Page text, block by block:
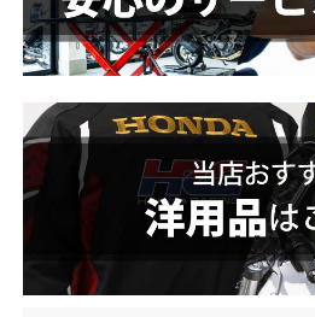
ホンダドリーム 船橋
ホンダドリーム 松戸
ホンダドリーム 蘇我
埼玉県
奈良県
ホンダドリーム 奈良